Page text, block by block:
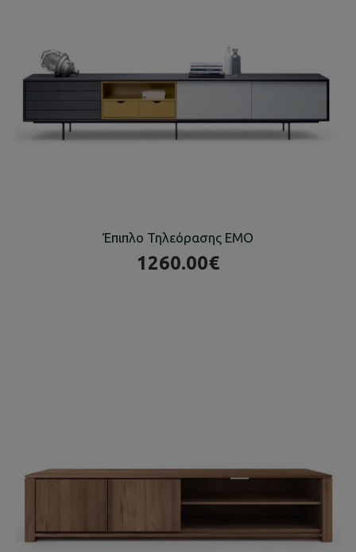
Έπιπλο Τηλεόρασης EMO
1260.00€